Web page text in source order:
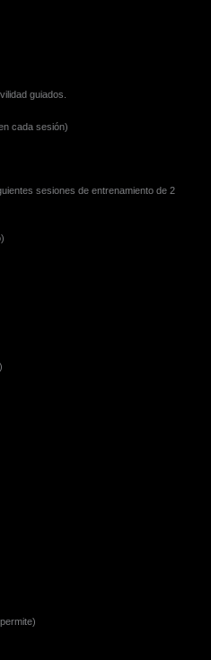
guiados.
cada sesión)
sesiones de entrenamiento de 2